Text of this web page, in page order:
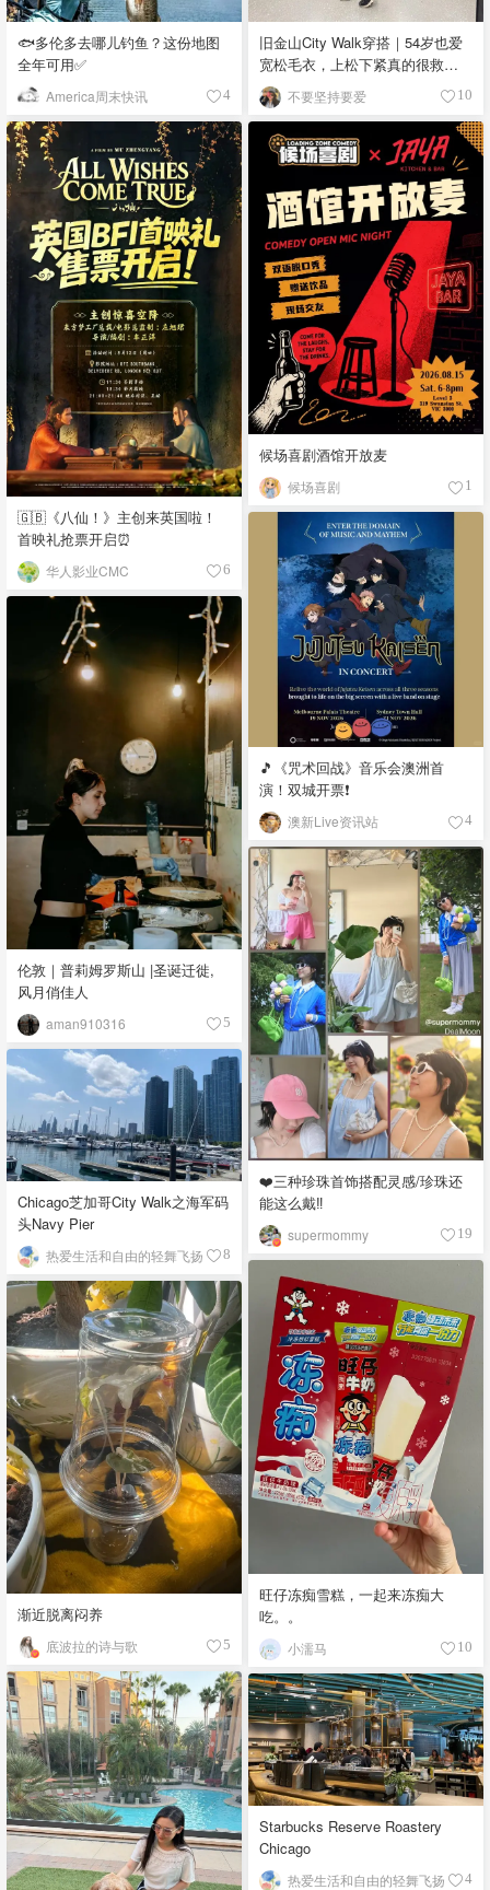
🐟多伦多去哪儿钓鱼？这份地图
全年可用✅
America周末快讯 4
旧金山City Walk穿搭｜54岁也爱
宽松毛衣，上松下紧真的很救比
例
不要坚持要爱 10
🇬🇧《八仙！》主创来英国啦！
首映礼抢票开启⏰
华人影业CMC 6
候场喜剧酒馆开放麦
候场喜剧 1
🎵《咒术回战》音乐会澳洲首
演！双城开票❗️
澳新Live资讯站 4
伦敦｜普莉姆罗斯山 |圣诞迁徙,
风月俏佳人
aman910316 5
❤️三种珍珠首饰搭配灵感/珍珠还
能这么戴‼️
supermommy 19
Chicago芝加哥City Walk之海军码
头Navy Pier
热爱生活和自由的轻舞飞扬 8
旺仔冻痴雪糕，一起来冻痴大
吃。。
小濡马 10
渐近脱离闷养
底波拉的诗与歌 5
Starbucks Reserve Roastery
Chicago
热爱生活和自由的轻舞飞扬 4